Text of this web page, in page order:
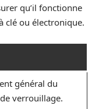
qu’il fonctionne
clé ou électronique.
général du
verrouillage.